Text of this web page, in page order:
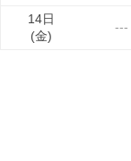
14日
(金)
---